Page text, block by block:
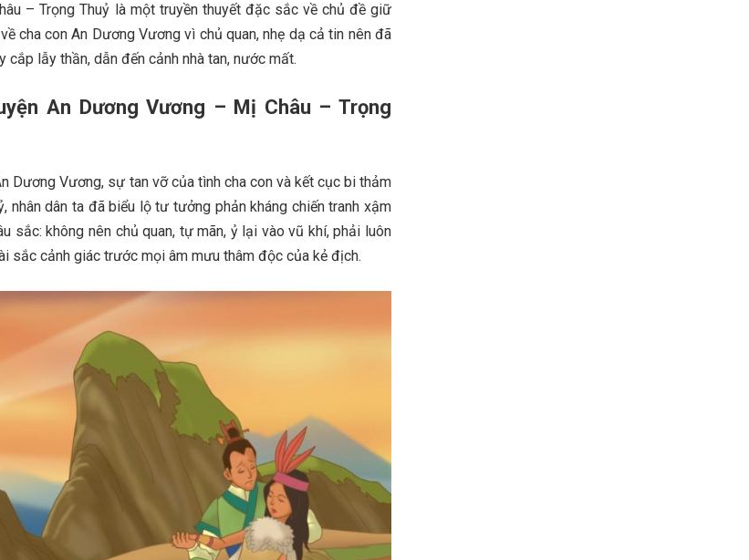
– Trọng Thuỷ là một truyền thuyết đặc sắc về chủ đề giữ
cha con An Dương Vương vì chủ quan, nhẹ dạ cả tin nên đã
cắp lẫy thần, dẫn đến cảnh nhà tan, nước mất.
An Dương Vương – Mị Châu – Trọng
Dương Vương, sự tan vỡ của tình cha con và kết cục bi thảm
nhân dân ta đã biểu lộ tư tưởng phản kháng chiến tranh xậm
sắc: không nên chủ quan, tự mãn, ỷ lại vào vũ khí, phải luôn
sắc cảnh giác trước mọi âm mưu thâm độc của kẻ địch.